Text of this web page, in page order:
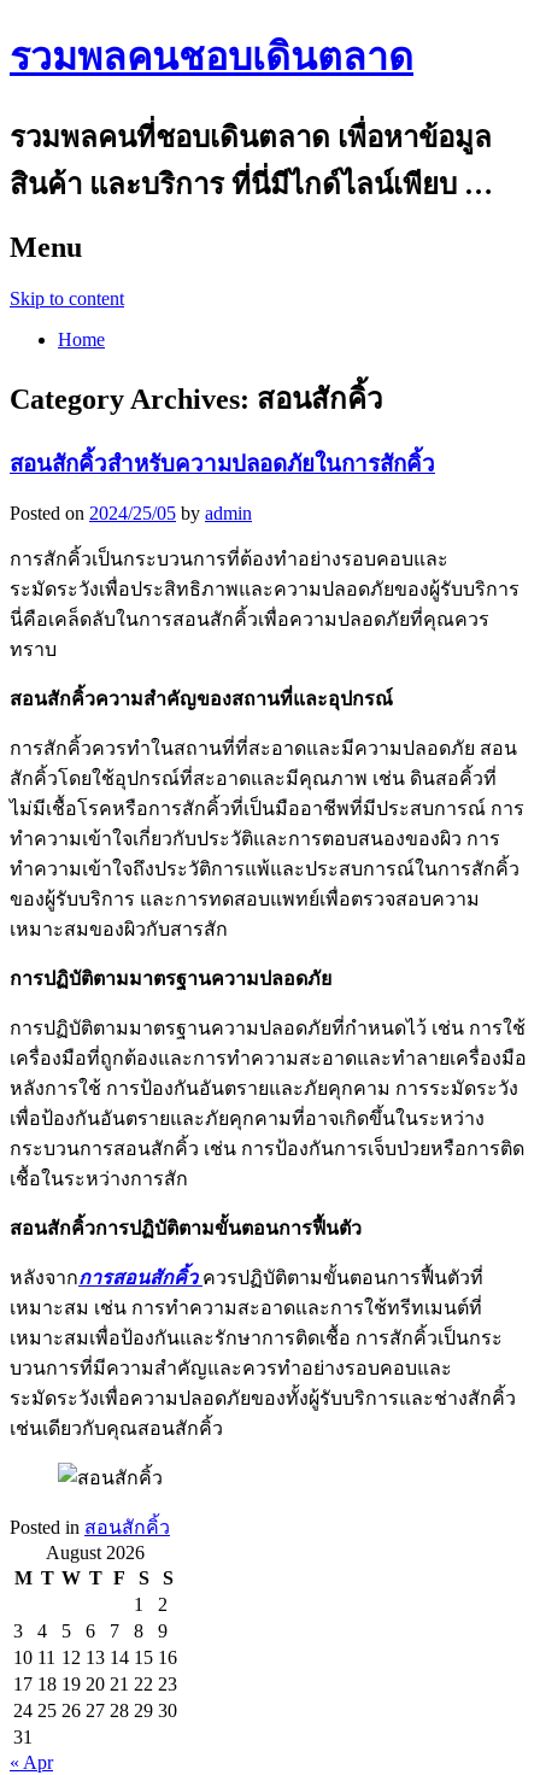
รวมพลคนชอบเดินตลาด
รวมพลคนที่ชอบเดินตลาด เพื่อหาข้อมูล
สินค้า และบริการ ที่นี่มีไกด์ไลน์เพียบ …
Menu
Skip to content
Home
Category Archives: สอนสักคิ้ว
สอนสักคิ้วสำหรับความปลอดภัยในการสักคิ้ว
Posted on 2024/25/05 by admin
การสักคิ้วเป็นกระบวนการที่ต้องทำอย่างรอบคอบและ
ระมัดระวังเพื่อประสิทธิภาพและความปลอดภัยของผู้รับบริการ
นี่คือเคล็ดลับในการสอนสักคิ้วเพื่อความปลอดภัยที่คุณควร
ทราบ
สอนสักคิ้วความสำคัญของสถานที่และอุปกรณ์
การสักคิ้วควรทำในสถานที่ที่สะอาดและมีความปลอดภัย สอน
สักคิ้วโดยใช้อุปกรณ์ที่สะอาดและมีคุณภาพ เช่น ดินสอคิ้วที่
ไม่มีเชื้อโรคหรือการสักคิ้วที่เป็นมืออาชีพที่มีประสบการณ์ การ
ทำความเข้าใจเกี่ยวกับประวัติและการตอบสนองของผิว การ
ทำความเข้าใจถึงประวัติการแพ้และประสบการณ์ในการสักคิ้ว
ของผู้รับบริการ และการทดสอบแพทย์เพื่อตรวจสอบความ
เหมาะสมของผิวกับสารสัก
การปฏิบัติตามมาตรฐานความปลอดภัย
การปฏิบัติตามมาตรฐานความปลอดภัยที่กำหนดไว้ เช่น การใช้
เครื่องมือที่ถูกต้องและการทำความสะอาดและทำลายเครื่องมือ
หลังการใช้ การป้องกันอันตรายและภัยคุกคาม การระมัดระวัง
เพื่อป้องกันอันตรายและภัยคุกคามที่อาจเกิดขึ้นในระหว่าง
กระบวนการสอนสักคิ้ว เช่น การป้องกันการเจ็บป่วยหรือการติด
เชื้อในระหว่างการสัก
สอนสักคิ้วการปฏิบัติตามขั้นตอนการฟื้นตัว
หลังจากการสอนสักคิ้ว ควรปฏิบัติตามขั้นตอนการฟื้นตัวที่
เหมาะสม เช่น การทำความสะอาดและการใช้ทรีทเมนต์ที่
เหมาะสมเพื่อป้องกันและรักษาการติดเชื้อ การสักคิ้วเป็นกระ
บวนการที่มีความสำคัญและควรทำอย่างรอบคอบและ
ระมัดระวังเพื่อความปลอดภัยของทั้งผู้รับบริการและช่างสักคิ้ว
เช่นเดียวกับคุณสอนสักคิ้ว
Posted in สอนสักคิ้ว
August 2026
M T W T F S
S
1
2
3
4 5 6 7 8
9
10 11 12 13 14 15 16
17 18 19 20 21 22 23
24 25 26 27 28 29 30
31
« Apr